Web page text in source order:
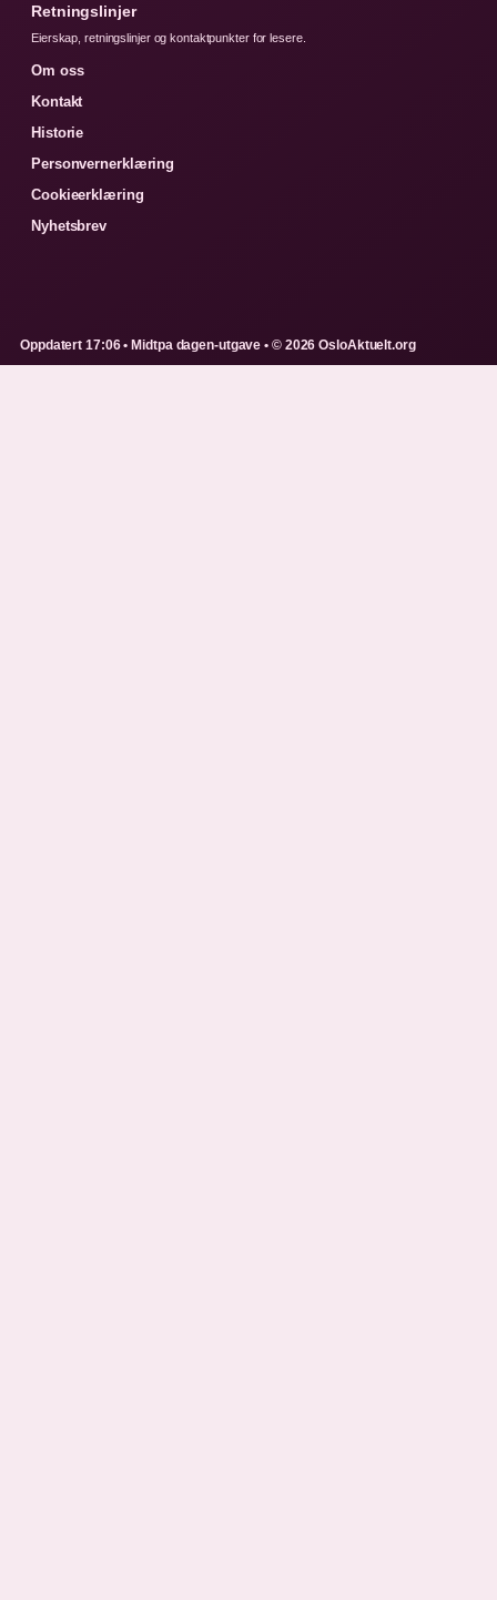
Retningslinjer
Eierskap, retningslinjer og kontaktpunkter for lesere.
Om oss
Kontakt
Historie
Personvernerklæring
Cookieerklæring
Nyhetsbrev
Oppdatert 17:06 • Midtpa dagen-utgave • © 2026 OsloAktuelt.org